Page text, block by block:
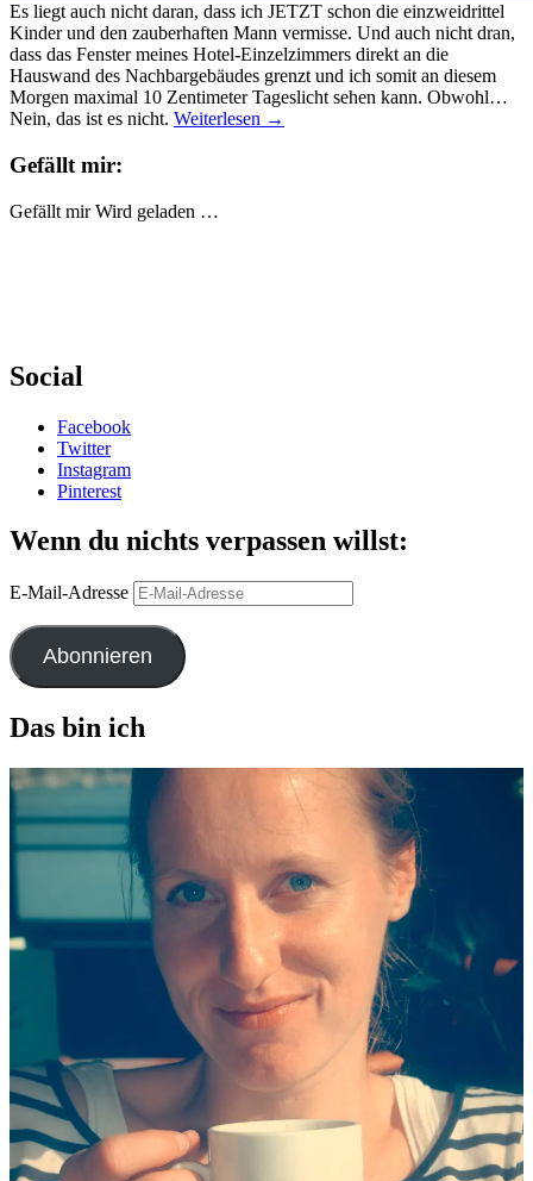
Es liegt auch nicht daran, dass ich JETZT schon die einzweidrittel
Kinder und den zauberhaften Mann vermisse. Und auch nicht dran,
dass das Fenster meines Hotel-Einzelzimmers direkt an die
Hauswand des Nachbargebäudes grenzt und ich somit an diesem
Morgen maximal 10 Zentimeter Tageslicht sehen kann. Obwohl…
Nein, das ist es nicht. Weiterlesen →
Gefällt mir:
Gefällt mir Wird geladen …
Social
Facebook
Twitter
Instagram
Pinterest
Wenn du nichts verpassen willst:
E-Mail-Adresse
Abonnieren
Das bin ich